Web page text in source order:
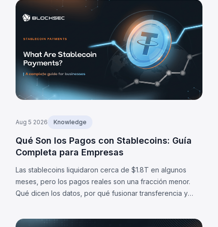
Aug 5 2026 Knowledge
Qué Son los Pagos con Stablecoins: Guía
Completa para Empresas
Las stablecoins liquidaron cerca de $1.8T en algunos
meses, pero los pagos reales son una fracción menor.
Qué dicen los datos, por qué fusionar transferencia y